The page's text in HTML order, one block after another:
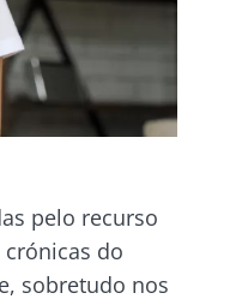
pelo recurso
do
sobretudo nos